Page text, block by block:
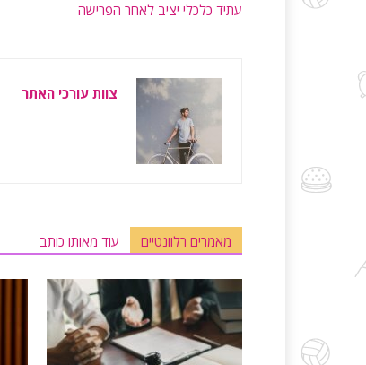
עתיד כלכלי יציב לאחר הפרישה
צוות עורכי האתר
מאמרים רלוונטיים עוד מאותו כותב